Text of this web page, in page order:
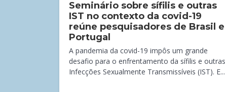
Seminário sobre sífilis e outras
IST no contexto da covid-19
reúne pesquisadores de Brasil e
Portugal
A pandemia da covid-19 impôs um grande
desafio para o enfrentamento da sífilis e outras
Infecções Sexualmente Transmissíveis (IST). E...